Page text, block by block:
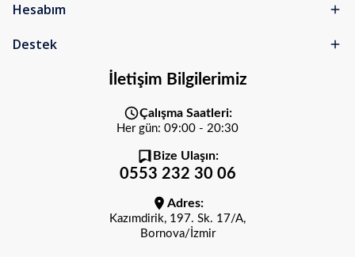
Hesabım
Destek
İletişim Bilgilerimiz
Çalışma Saatleri:
Her gün: 09:00 - 20:30
Bize Ulaşın:
0553 232 30 06
Adres:
Kazımdirik, 197. Sk. 17/A,
Bornova/İzmir